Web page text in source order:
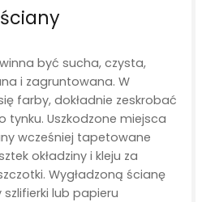
być sucha, czysta,
i zagruntowana. W
farby, dokładnie zeskrobać
tynku. Uszkodzone miejsca
wcześniej tapetowane
okładziny i kleju za
Wygładzoną ścianę
lub papieru